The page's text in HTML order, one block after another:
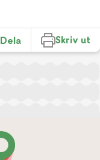
Dela Skriv ut